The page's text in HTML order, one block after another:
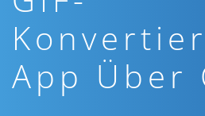
App Über